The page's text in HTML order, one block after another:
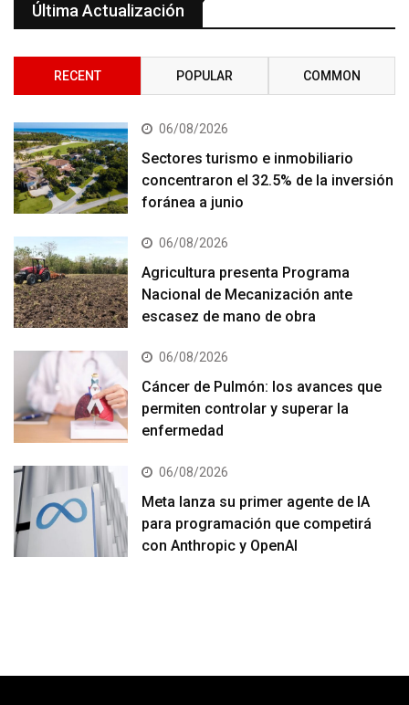
Última Actualización
RECENT POPULAR COMMON
06/08/2026
Sectores turismo e inmobiliario
concentraron el 32.5% de la inversión
foránea a junio
06/08/2026
Agricultura presenta Programa
Nacional de Mecanización ante
escasez de mano de obra
06/08/2026
Cáncer de Pulmón: los avances que
permiten controlar y superar la
enfermedad
06/08/2026
Meta lanza su primer agente de IA
para programación que competirá
con Anthropic y OpenAI